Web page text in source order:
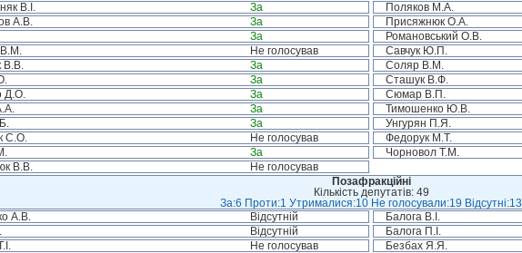
В.І.
За Поляков М.А.
А.В.
За Присяжнюк О.А.
За Романовський О.В.
В.М.
Не голосував Савчук Ю.П.
В.В.
За Соляр В.М.
За Сташук В.Ф.
Д.О.
За Сюмар В.П.
За Тимошенко Ю.В.
За Унгурян П.Я.
С.О.
Не голосував Федорук М.Т.
За Чорновол Т.М.
В.В.
Не голосував
Позафракційні
Кількість депутатів: 49
За:6 Проти:1 Утрималися:10 Не голосували:19 Відсутні:13
А.В.
Відсутній Балога В.І.
Відсутній Балога П.І.
Не голосував Безбах Я.Я.